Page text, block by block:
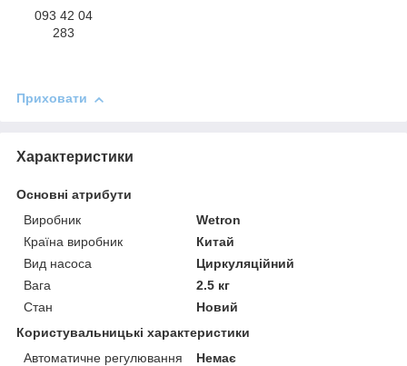
093 42 04
283
Приховати
Характеристики
Основні атрибути
Виробник
Wetron
Країна виробник
Китай
Вид насоса
Циркуляційний
Вага
2.5 кг
Стан
Новий
Користувальницькі характеристики
Автоматичне регулювання
Немає